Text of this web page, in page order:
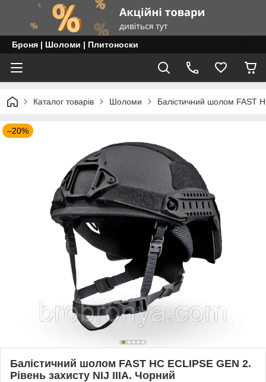
Броня | Шоломи | Плитоноски
Каталог товарів Шоломи Балістичний шолом FAST
–20%
Балістичний шолом FAST HC ECLIPSE GEN 2.
Рівень захисту NIJ IIIA. Чорний